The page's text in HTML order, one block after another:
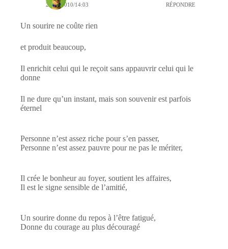
29/01/2010/14:03 RÉPONDRE
Un sourire ne coûte rien
et produit beaucoup,
Il enrichit celui qui le reçoit sans appauvrir celui qui le
donne
Il ne dure qu’un instant, mais son souvenir est parfois
éternel
Personne n’est assez riche pour s’en passer,
Personne n’est assez pauvre pour ne pas le mériter,
Il crée le bonheur au foyer, soutient les affaires,
Il est le signe sensible de l’amitié,
Un sourire donne du repos à l’être fatigué,
Donne du courage au plus découragé